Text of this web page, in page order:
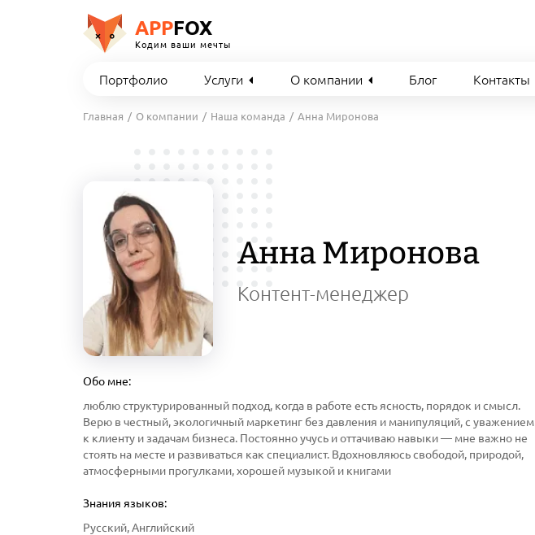
APPFOX
Кодим ваши мечты
Портфолио Услуги О компании Блог Контакты
Главная О компании Наша команда Анна Миронова
Анна Миронова
Контент-менеджер
Обо мне:
люблю структурированный подход, когда в работе есть ясность, порядок и смысл.
Верю в честный, экологичный маркетинг без давления и манипуляций, с уважением
к клиенту и задачам бизнеса. Постоянно учусь и оттачиваю навыки — мне важно не
стоять на месте и развиваться как специалист. Вдохновляюсь свободой, природой,
атмосферными прогулками, хорошей музыкой и книгами
Знания языков:
Русский, Английский